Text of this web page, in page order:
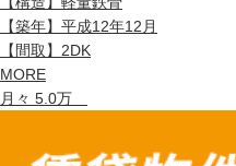
【築年】 平成12年12月
【間取】 2DK
MORE
月々 5.0万